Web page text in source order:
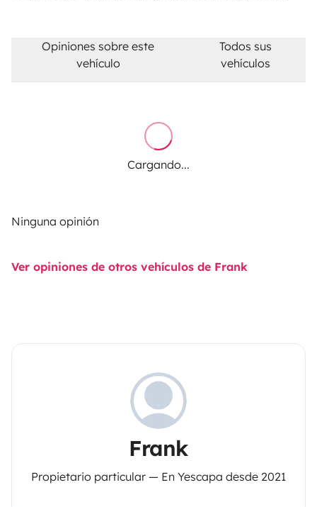
Opiniones sobre este
vehículo
Todos sus
vehículos
Cargando...
Ninguna opinión
Ver opiniones de otros vehículos de Frank
Frank
Propietario particular — En Yescapa desde 2021